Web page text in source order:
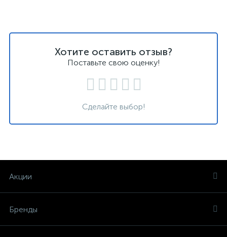
Хотите оставить отзыв?
Поставьте свою оценку!
Сделайте выбор!
Акции
Бренды